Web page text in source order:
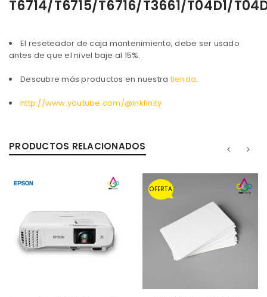
de usuario o correo electrónico*
Recuérdame
ACCESO
LA CONTRASEÑA?
T6714/T6715/T6716/T3661/T04D1/
El reseteador de caja mantenimiento, debe ser usado
antes de que el nivel baje al 15%.
Descubre más productos en nuestratienda.
http://www.youtube.com/@Inkfinity
PRODUCTOS RELACIONADOS
OFERTA